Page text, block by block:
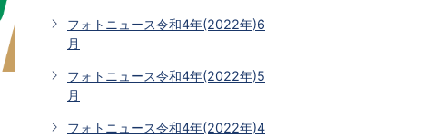
フォトニュース令和4年(2022年)6
月
フォトニュース令和4年(2022年)5
月
フォトニュース令和4年(2022年)4